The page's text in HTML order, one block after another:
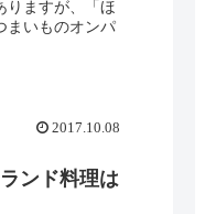
りますが、「ほ
まいものオンパ
2017.10.08
ンド料理は